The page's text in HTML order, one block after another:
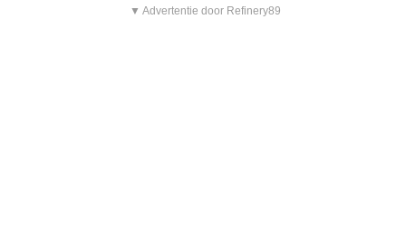
▼ Advertentie door Refinery89